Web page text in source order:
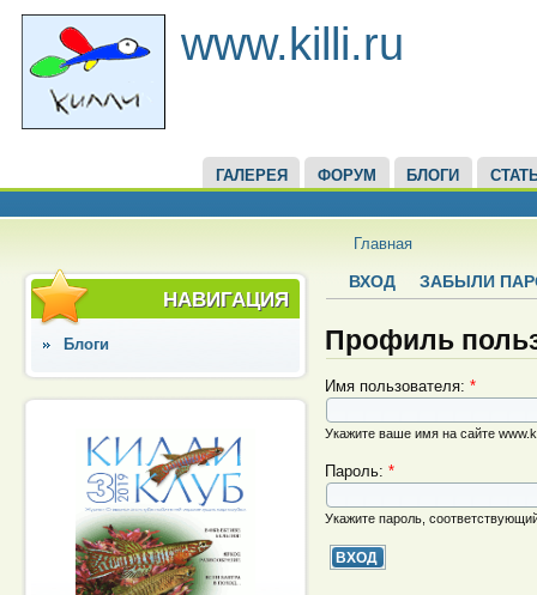
www.killi.ru
ГАЛЕРЕЯ ФОРУМ БЛОГИ
Главная
НАВИГАЦИЯ
Блоги
ВХОД ЗАБЫЛИ
Профиль
Имя пользователя:*
Укажите ваше имя на сайте
Пароль:*
Укажите пароль,